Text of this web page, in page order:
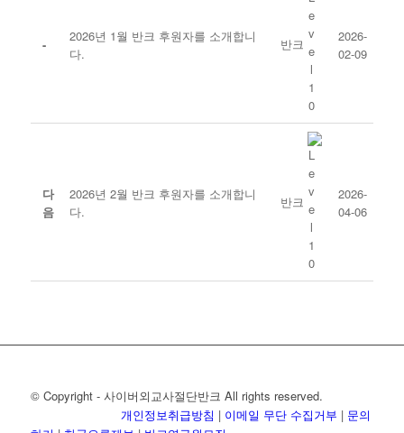
-
2026년 1월 반크 후원자를 소개합니
다.
반크
2026-
02-09
다
음
2026년 2월 반크 후원자를 소개합니
다.
반크
2026-
04-06
© Copyright - 사이버외교사절단반크 All rights reserved.
개인정보취급방침 | 이메일 무단 수집거부 | 문의